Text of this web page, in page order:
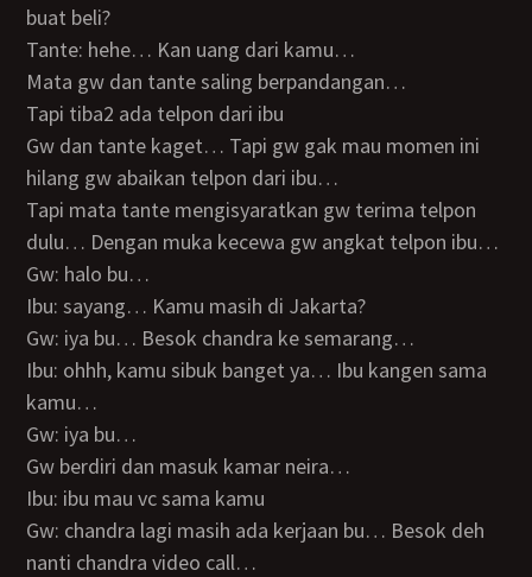
buat beli?
Tante: hehe… Kan uang dari kamu…
Mata gw dan tante saling berpandangan…
Tapi tiba2 ada telpon dari ibu
Gw dan tante kaget… Tapi gw gak mau momen ini
hilang gw abaikan telpon dari ibu…
Tapi mata tante mengisyaratkan gw terima telpon
dulu… Dengan muka kecewa gw angkat telpon ibu…
Gw: halo bu…
Ibu: sayang… Kamu masih di Jakarta?
Gw: iya bu… Besok chandra ke semarang…
Ibu: ohhh, kamu sibuk banget ya… Ibu kangen sama
kamu…
Gw: iya bu…
Gw berdiri dan masuk kamar neira…
Ibu: ibu mau vc sama kamu
Gw: chandra lagi masih ada kerjaan bu… Besok deh
nanti chandra video call…